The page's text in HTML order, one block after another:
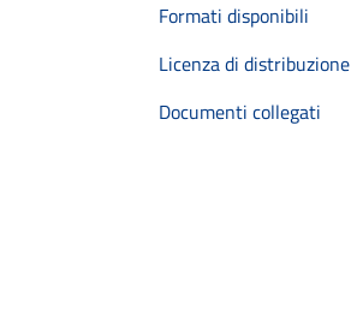
Formati disponibili
Licenza di distribuzione
Documenti collegati